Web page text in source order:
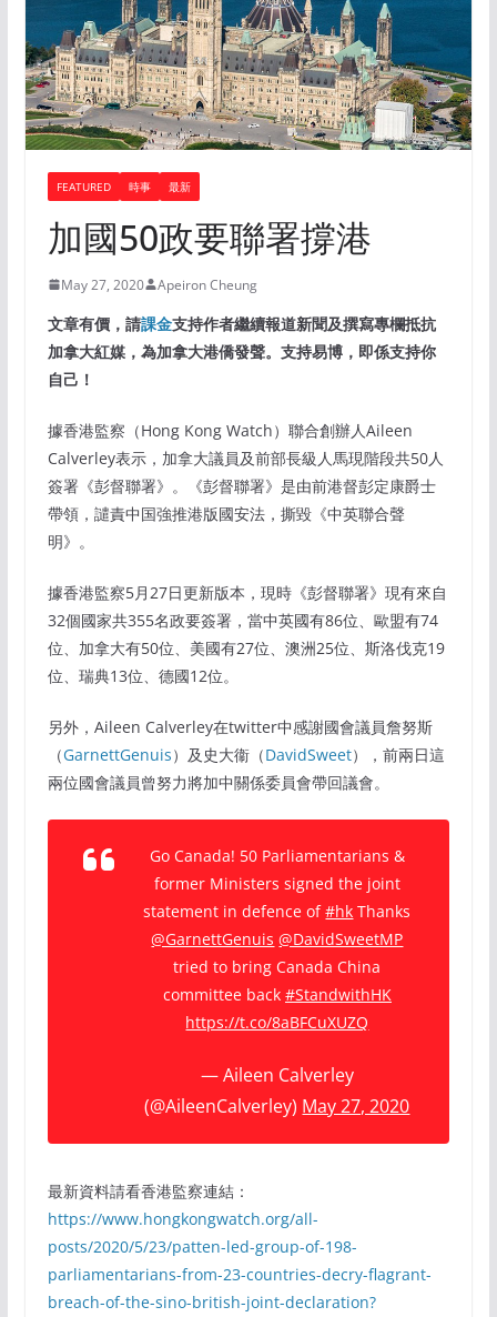
FEATURED 時事 最新
加國50政要聯署撐港
May 27, 2020 Apeiron Cheung
文章有價，請課金支持作者繼續報道新聞及撰寫專欄抵抗
加拿大紅媒，為加拿大港僑發聲。支持易博，即係支持你
自己！
據香港監察（Hong Kong Watch）聯合創辦人Aileen
Calverley表示，加拿大議員及前部長級人馬現階段共50人
簽署《彭督聯署》。《彭督聯署》是由前港督彭定康爵士
帶領，譴責中国強推港版國安法，撕毀《中英聯合聲
明》。
據香港監察5月27日更新版本，現時《彭督聯署》現有來自
32個國家共355名政要簽署，當中英國有86位、歐盟有74
位、加拿大有50位、美國有27位、澳洲25位、斯洛伐克19
位、瑞典13位、德國12位。
另外，Aileen Calverley在twitter中感謝國會議員詹努斯
（GarnettGenuis）及史大衞（DavidSweet），前兩日這
兩位國會議員曾努力將加中關係委員會帶回議會。
Go Canada! 50 Parliamentarians &
former Ministers signed the joint
statement in defence of#hk Thanks
@GarnettGenuis @DavidSweetMP
tried to bring Canada China
committee back #StandwithHK
https://t.co/8aBFCuXUZQ
— Aileen Calverley
(@AileenCalverley) May 27, 2020
最新資料請看香港監察連結：
https://www.hongkongwatch.org/all-
posts/2020/5/23/patten-led-group-of-198-
parliamentarians-from-23-countries-decry-flagrant-
breach-of-the-sino-british-joint-declaration?